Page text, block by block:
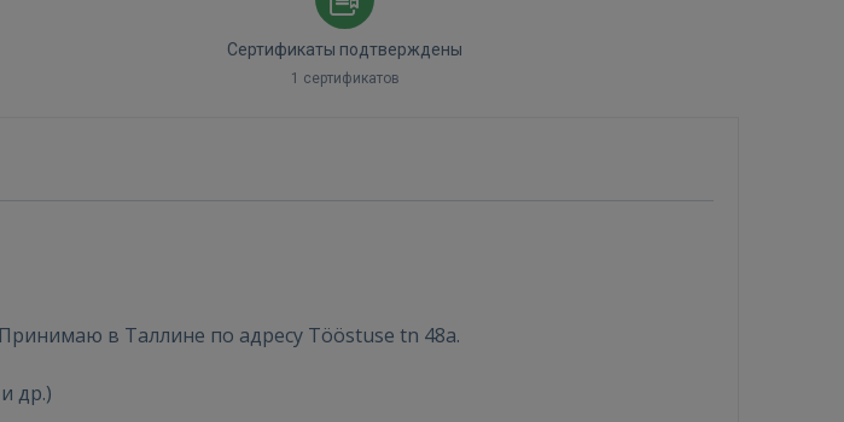
Сертификаты подтверждены
1 сертификатов
в Таллине по адресу Tööstuse tn 48a.
др.)